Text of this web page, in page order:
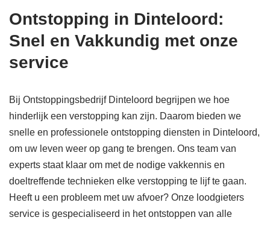
Ontstopping in Dinteloord:
Snel en Vakkundig met onze
service
Bij Ontstoppingsbedrijf Dinteloord begrijpen we hoe
hinderlijk een verstopping kan zijn. Daarom bieden we
snelle en professionele ontstopping diensten in Dinteloord,
om uw leven weer op gang te brengen. Ons team van
experts staat klaar om met de nodige vakkennis en
doeltreffende technieken elke verstopping te lijf te gaan.
Heeft u een probleem met uw afvoer? Onze loodgieters
service is gespecialiseerd in het ontstoppen van alle